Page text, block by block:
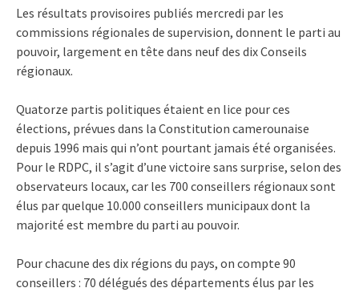
Les résultats provisoires publiés mercredi par les
commissions régionales de supervision, donnent le parti au
pouvoir, largement en tête dans neuf des dix Conseils
régionaux.
Quatorze partis politiques étaient en lice pour ces
élections, prévues dans la Constitution camerounaise
depuis 1996 mais qui n’ont pourtant jamais été organisées.
Pour le RDPC, il s’agit d’une victoire sans surprise, selon des
observateurs locaux, car les 700 conseillers régionaux sont
élus par quelque 10.000 conseillers municipaux dont la
majorité est membre du parti au pouvoir.
Pour chacune des dix régions du pays, on compte 90
conseillers : 70 délégués des départements élus par les